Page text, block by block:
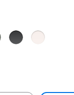
ดำ
ชม